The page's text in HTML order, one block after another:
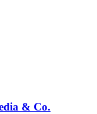
& Co.